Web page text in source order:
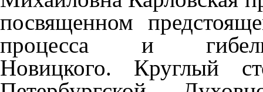
посвященном
процесса и
Новицкого. Круглый